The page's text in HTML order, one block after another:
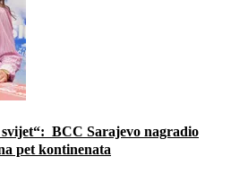
BCC Sarajevo nagradio
pet kontinenata